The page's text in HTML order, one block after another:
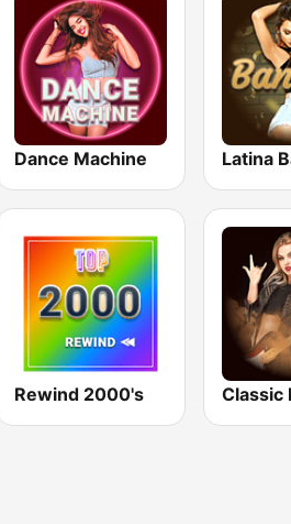
Dance Machine Latina
Rewind 2000's